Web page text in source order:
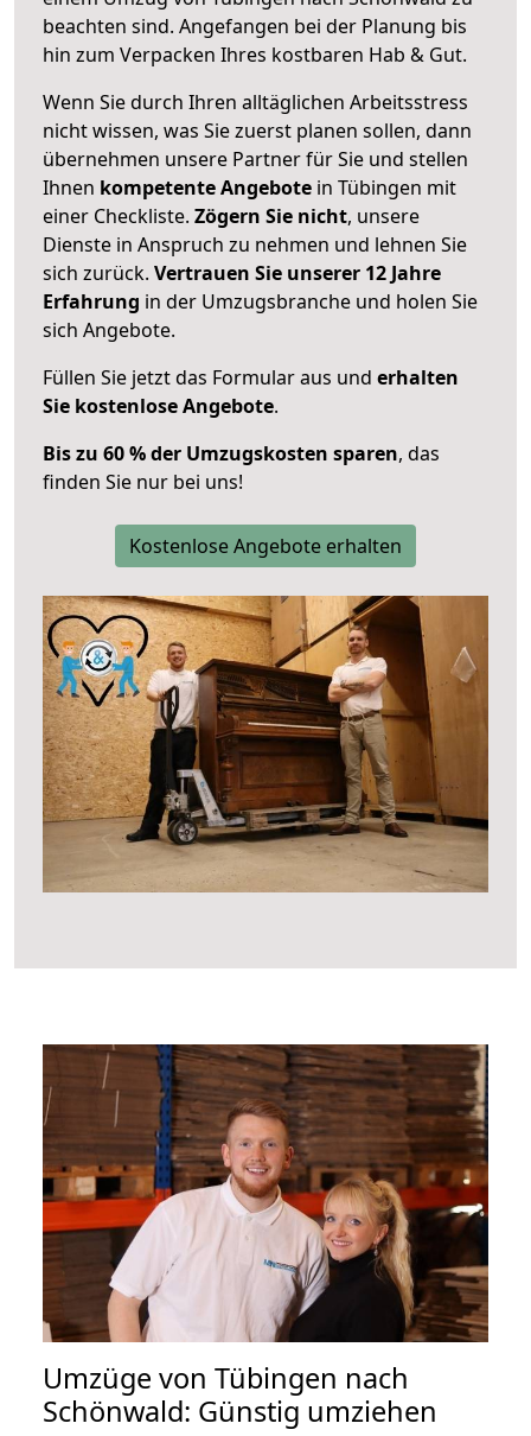
beachten sind. Angefangen bei der Planung bis
hin zum Verpacken Ihres kostbaren Hab & Gut.
Wenn Sie durch Ihren alltäglichen Arbeitsstress
nicht wissen, was Sie zuerst planen sollen, dann
übernehmen unsere Partner für Sie und stellen
Ihnen kompetente Angebote in Tübingen mit
einer Checkliste. Zögern Sie nicht, unsere
Dienste in Anspruch zu nehmen und lehnen Sie
sich zurück. Vertrauen Sie unserer 12 Jahre
Erfahrung in der Umzugsbranche und holen Sie
sich Angebote.
Füllen Sie jetzt das Formular aus und erhalten
Sie kostenlose Angebote.
Bis zu 60 % der Umzugskosten sparen, das
finden Sie nur bei uns!
Kostenlose Angebote erhalten
Umzüge von Tübingen nach
Schönwald: Günstig umziehen